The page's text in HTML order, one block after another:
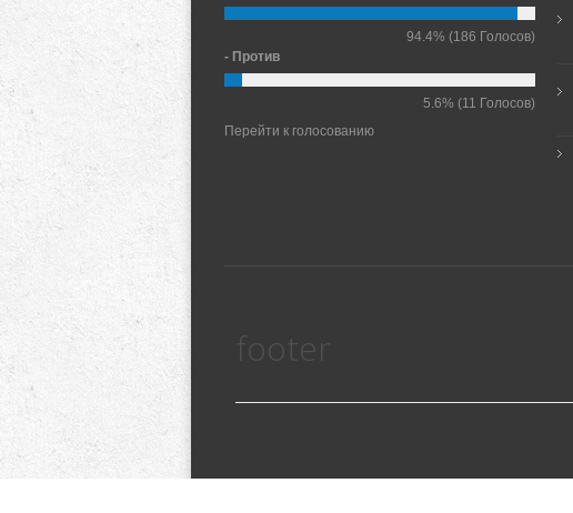
94.4% (186 Голосов)
- Против
5.6% (11 Голосов)
Перейти к голосованию
footer